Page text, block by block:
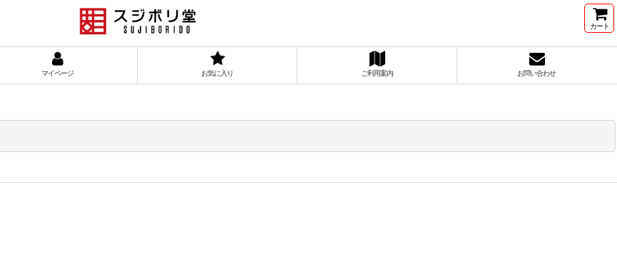
カート
マイページ お気に入り ご利用案内 お問い合わせ